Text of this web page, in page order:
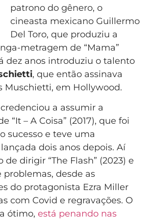
patrono do gênero, o
cineasta mexicano Guillermo
Del Toro, que produziu a
metragem de “Mama”
dez anos introduziu o talento
, que então assinava
Muschietti, em Hollywood.
a assumir a
“It – A Coisa” (2017), que foi
sucesso e teve uma
dois anos depois. Aí
de dirigir “The Flash” (2023) e
problemas, desde as
do protagonista Ezra Miller
com Covid e regravações. O
ótimo,está penando nas